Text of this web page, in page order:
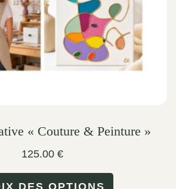
on
the
product
page
« Couture & Peinture »
125.00 €
DES OPTIONS